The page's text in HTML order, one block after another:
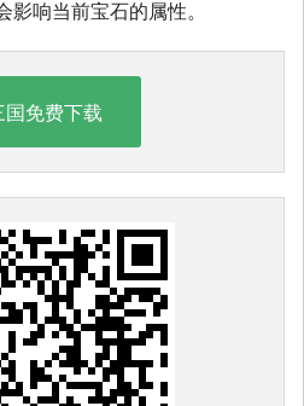
影响当前宝石的属性。
国免费下载